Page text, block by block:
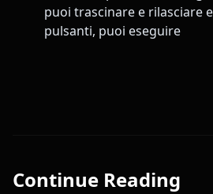
puoi trascinare e rilasciare
pulsanti, puoi eseguire
Continue Reading